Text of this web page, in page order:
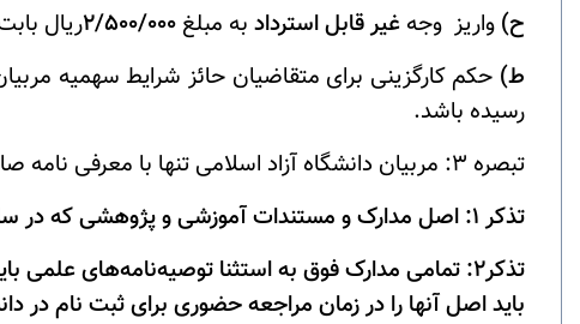
ح) واریز وجه غیر قابل استرداد به مبلغ 2/500/000ریال
ط) حکم کارگزینی برای متقاضیان حائز شرایط سهمیه
رسیده باشد.
تبصره 3: مربیان دانشگاه آزاد اسلامی تنها با معرفی نامه صادره از سوی مرکز جذب و امور هیات علمی آن دانشگاه امکان بهره مندی از سهمیه مربیان را دارا می باشند.
تذکر 1: اصل مدارک و مستندات آموزشی و پژوهشی که در سامانه بارگذاری می شوند باید در هنگام مصاحبه به همراه متقاضی باشند.
تذکر2: تمامی مدارک فوق به استثنا توصیه‌نامه‌های علمی بایستی در سامانه
باید اصل آنها را در زمان مراجعه حضوری برای ثبت نام در